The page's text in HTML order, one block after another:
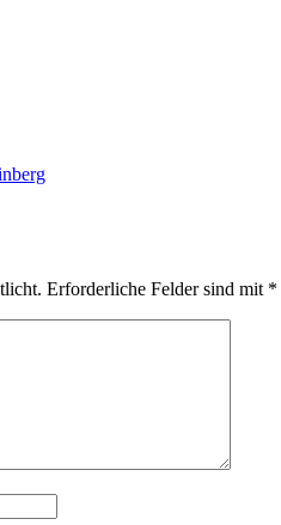
Erforderliche Felder sind mit *